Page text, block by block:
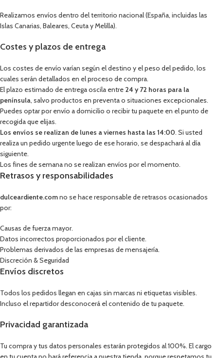
Realizamos envíos dentro del territorio nacional (España, incluidas las
Islas Canarias, Baleares, Ceuta y Melilla).
Costes y plazos de entrega
Los costes de envío varían según el destino y el peso del pedido, los
cuales serán detallados en el proceso de compra.
El plazo estimado de entrega oscila entre 24 y 72 horas para la
península, salvo productos en preventa o situaciones excepcionales.
Puedes optar por envío a domicilio o recibir tu paquete en el punto de
recogida que elijas.
Los envíos se realizan de lunes a viernes hasta las 14:00. Si usted
realiza un pedido urgente luego de ese horario, se despachará al día
siguiente.
Los fines de semana no se realizan envíos por el momento.
Retrasos y responsabilidades
dulceardiente.comno se hace responsable de retrasos ocasionados
por:
Causas de fuerza mayor.
Datos incorrectos proporcionados por el cliente.
Problemas derivados de las empresas de mensajería.
Discreción & Seguridad
Envíos discretos
Todos los pedidos llegan en cajas sin marcas ni etiquetas visibles.
Incluso el repartidor desconocerá el contenido de tu paquete.
Privacidad garantizada
Tu compra y tus datos personales estarán protegidos al 100%. El cargo